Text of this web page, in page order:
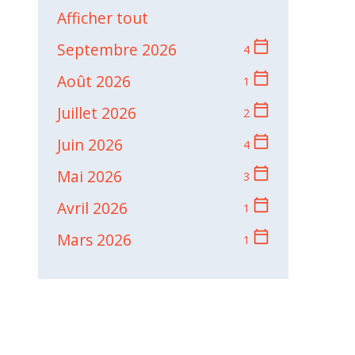
Afficher tout
Septembre 2026
4 calendar_today
Août 2026 1 calendar_today
Juillet 2026 2 calendar_today
Juin 2026 4 calendar_today
Mai 2026 3 calendar_today
Avril 2026 1 calendar_today
Mars 2026 1 calendar_today